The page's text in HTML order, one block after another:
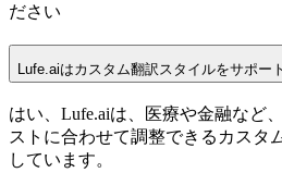
ださい
Lufe.aiはカスタム翻訳スタイルをサポー
はい、Lufe.aiは、医療や金融など
ストに合わせて調整できるカスタ
しています。